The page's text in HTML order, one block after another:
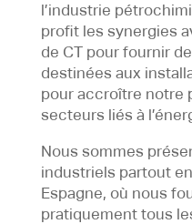
l’industrie
profit les synergies
de CT pour fournir
destinées aux
pour accroître notre
secteurs liés à
Nous sommes
industriels partout
Espagne, où nous
pratiquement tous